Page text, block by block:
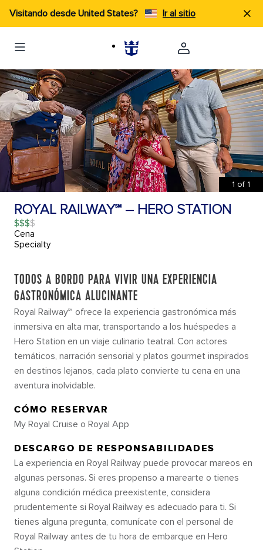
Visitando desde United States? Ir al sitio
1 of 1
ROYAL RAILWAY℠ – HERO STATION
$$$
Cena
Specialty
TODOS A BORDO PARA VIVIR UNA EXPERIENCIA
GASTRONÓMICA ALUCINANTE
Royal Railway℠ ofrece la experiencia gastronómica más
inmersiva en alta mar, transportando a los huéspedes a
Hero Station en un viaje culinario teatral. Con actores
temáticos, narración sensorial y platos gourmet inspirados
en destinos lejanos, cada plato convierte tu cena en una
aventura inolvidable.
CÓMO RESERVAR
My Royal Cruise o Royal App
DESCARGO DE RESPONSABILIDADES
La experiencia en Royal Railway puede provocar mareos en
algunas personas. Si eres propenso a marearte o tienes
alguna condición médica preexistente, considera
prudentemente si Royal Railway es adecuado para ti. Si
tienes alguna pregunta, comunícate con el personal de
Royal Railway antes de tu hora de embarque en Hero